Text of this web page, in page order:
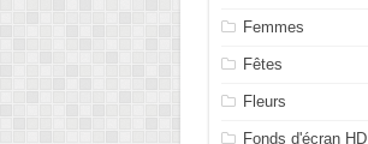
Femmes
Fêtes
Fleurs
Fonds d'écran HD